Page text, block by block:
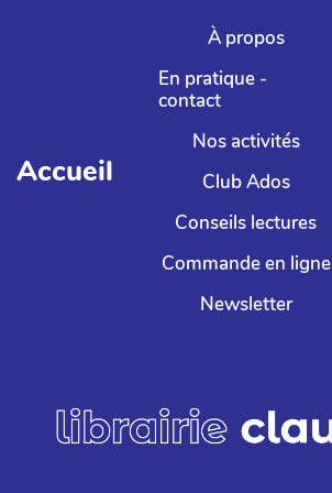
Aller au contenu principal
Accueil
À propos
En pratique -
contact
Nos activités
Club Ados
Conseils lectures
Commande en ligne
Newsletter